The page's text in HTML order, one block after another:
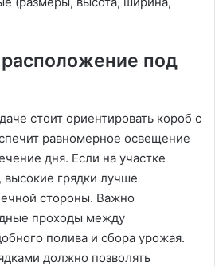
под
стоит ориентировать короб с
равномерное освещение
дня. Если на участке
высокие грядки лучше
стороны. Важно
проходы между
полива и сбора урожая.
должно позволять